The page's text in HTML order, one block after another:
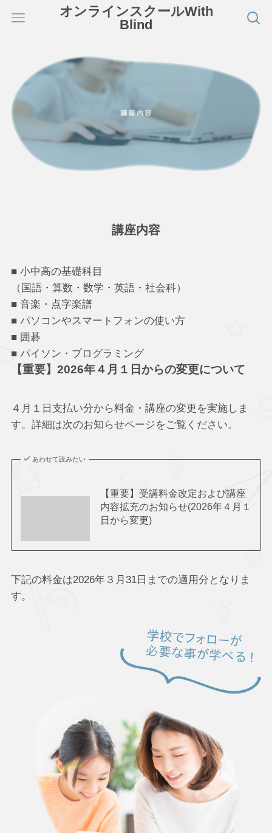
オンラインスクールWith
Blind
講座内容
■ 小中高の基礎科目
（国語・算数・数学・英語・社会科）
■ 音楽・点字楽譜
■ パソコンやスマートフォンの使い方
■ 囲碁
■ パイソン・プログラミング
【重要】2026年４月１日からの変更について
４月１日支払い分から料金・講座の変更を実施しま
す。詳細は次のお知らせページをご覧ください。
あわせて読みたい
【重要】受講料金改定および講座
内容拡充のお知らせ(2026年４月１
日から変更)
下記の料金は2026年３月31日までの適用分となりま
す。